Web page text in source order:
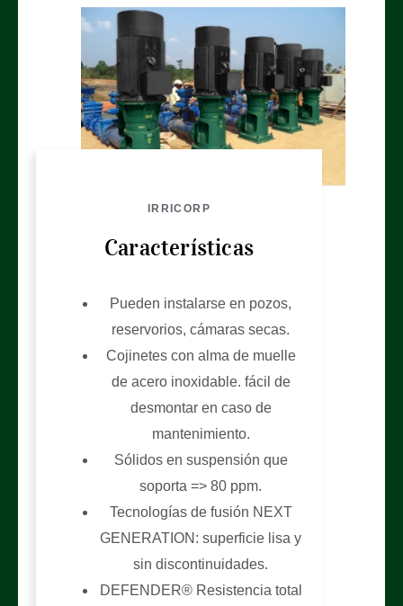
IRRICORP
Características
Pueden instalarse en pozos,
reservorios, cámaras secas.
Cojinetes con alma de muelle
de acero inoxidable. fácil de
desmontar en caso de
mantenimiento.
Sólidos en suspensión que
soporta => 80 ppm.
Tecnologías de fusión NEXT
GENERATION: superficie lisa y
sin discontinuidades.
DEFENDER® Resistencia total